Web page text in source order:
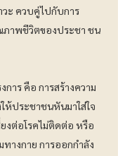
วะ ควบคู่ไปกับการ
าพชีวิตของประชา ชน
าร คือ การสร้างความ
ประชาชนหันมาใส่ใจ
งต่อโรคไม่ติดต่อ หรือ
ทางกาย การออกกำลัง